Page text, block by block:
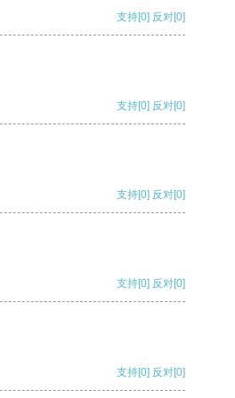
支持[0] 反对[0]
支持[0] 反对[0]
支持[0] 反对[0]
支持[0] 反对[0]
支持[0] 反对[0]